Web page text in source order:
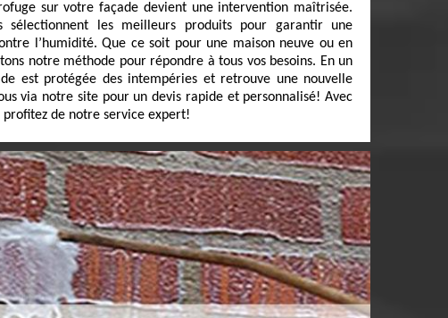
sur votre façade devient une intervention maîtrisée.
sélectionnent les meilleurs produits pour garantir une
l’humidité. Que ce soit pour une maison neuve ou en
notre méthode pour répondre à tous vos besoins. En un
est protégée des intempéries et retrouve une nouvelle
via notre site pour un devis rapide et personnalisé! Avec
de notre service expert!